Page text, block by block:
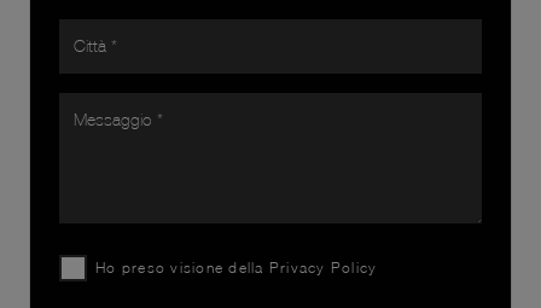
Ho preso visione della Privacy Policy